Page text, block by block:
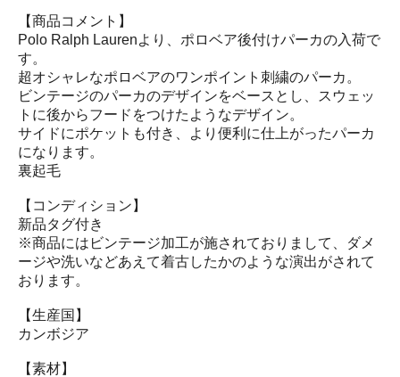
【商品コメント】
Polo Ralph Laurenより、ポロベア後付けパーカの入荷で
す。
超オシャレなポロベアのワンポイント刺繍のパーカ。
ビンテージのパーカのデザインをベースとし、スウェッ
トに後からフードをつけたようなデザイン。
サイドにポケットも付き、より便利に仕上がったパーカ
になります。
裏起毛
【コンディション】
新品タグ付き
※商品にはビンテージ加工が施されておりまして、ダメ
ージや洗いなどあえて着古したかのような演出がされて
おります。
【生産国】
カンボジア
【素材】